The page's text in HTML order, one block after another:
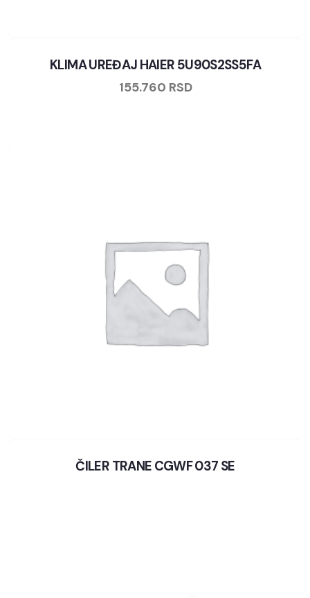
KLIMA UREĐAJ HAIER 5U90S2SS5FA
155.760 RSD
ČILER TRANE CGWF 037 SE